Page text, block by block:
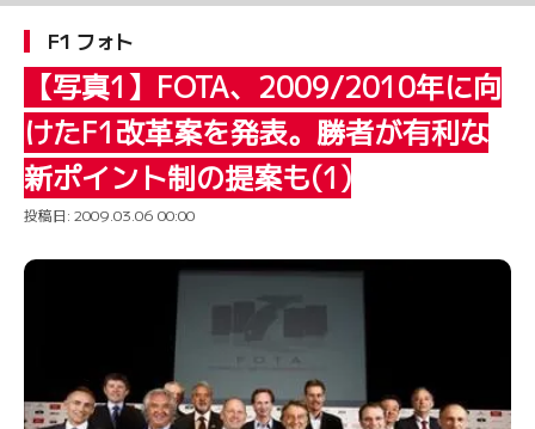
F1 フォト
【写真1】FOTA、2009/2010年に向
けたF1改革案を発表。勝者が有利な
新ポイント制の提案も(1)
投稿日: 2009.03.06 00:00